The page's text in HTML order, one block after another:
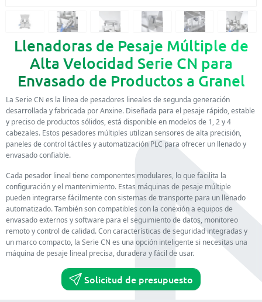
Llenadoras de Pesaje Múltiple de
Alta Velocidad Serie CN para
Envasado de Productos a Granel
La Serie CN es la línea de pesadores lineales de segunda generación
desarrollada y fabricada por Anxine. Diseñada para el pesaje rápido, estable
y preciso de productos sólidos, está disponible en modelos de 1, 2 y 4
cabezales. Estos pesadores múltiples utilizan sensores de alta precisión,
paneles de control táctiles y automatización PLC para ofrecer un llenado y
envasado confiable.
Cada pesador lineal tiene componentes modulares, lo que facilita la
configuración y el mantenimiento. Estas máquinas de pesaje múltiple
pueden integrarse fácilmente con sistemas de transporte para un llenado
automatizado. También son compatibles con la conexión a equipos de
envasado externos y software para el seguimiento de datos, monitoreo
remoto y control de calidad. Con características de seguridad integradas y
un marco compacto, la Serie CN es una opción inteligente si necesitas una
máquina de pesaje lineal precisa, duradera y fácil de usar.
Solicitud de presupuesto